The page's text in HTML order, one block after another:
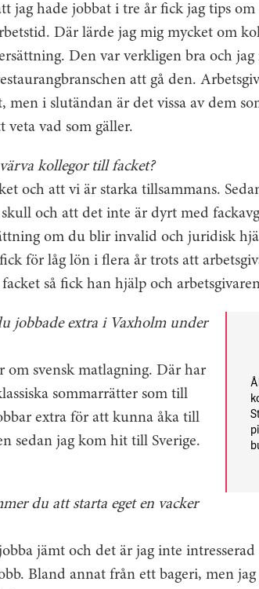
jag hade jobbat i tre år fick jag tips
Där lärde jag mig mycket om
Den var verkligen bra och
att gå den.
men i slutändan är det vissa av dem
veta vad som gäller.
kollegor till facket?
och att vi är starka tillsammans.
och att det inte är dyrt med
om du blir invalid och juridisk
för låg lön i flera år trots att
så fick han hjälp och
jobbade extra i Vaxholm under
om svensk matlagning. Där har
sommarrätter som till
extra för att kunna åka till
sedan jag kom hit till Sverige.
du att starta eget en vacker
jämt och det är jag inte
Bland annat från ett bageri, men